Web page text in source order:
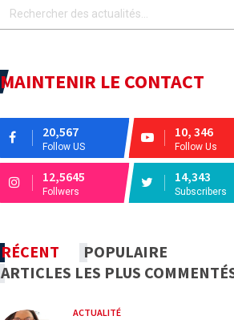
MAINTENIR LE CONTACT
20,567
Follow US
10, 346
Follow Us
12,5645
Follwers
14,343
Subscribers
RÉCENT
POPULAIRE
ARTICLES LES PLUS
ACTUALITÉ